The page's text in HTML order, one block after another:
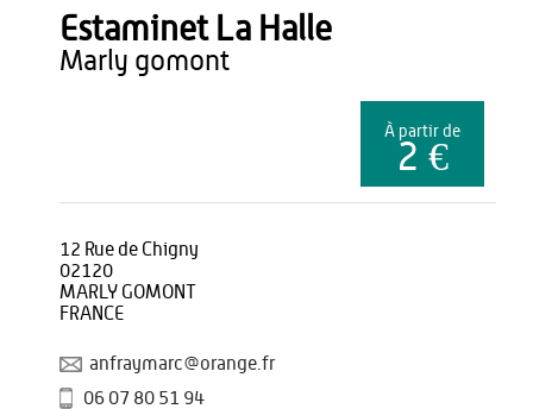
Estaminet La Halle
marly gomont
À partir de
2 €
12 Rue de Chigny
02120
MARLY GOMONT
FRANCE
anfraymarc@orange.fr
06 07 80 51 94